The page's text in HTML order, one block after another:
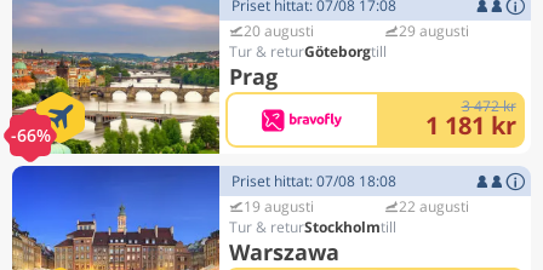
-66%
Priset hittat: 07/08 17:08
20 augusti
Göteborg
Prag
29 augusti
3 472 kr
1 181 kr
Priset hittat: 07/08 18:08
19 augusti
Stockholm
Warszawa
22 augusti